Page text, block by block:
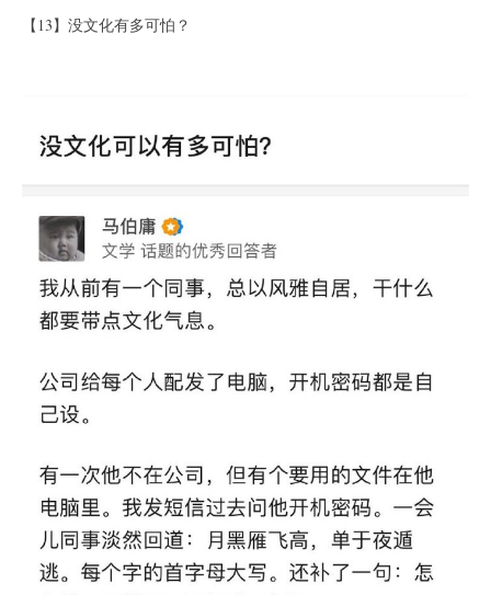
【13】没文化有多可怕？